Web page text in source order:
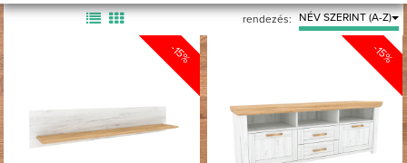
rendezés: NÉV SZERINT (A-Z)
-15% -15%